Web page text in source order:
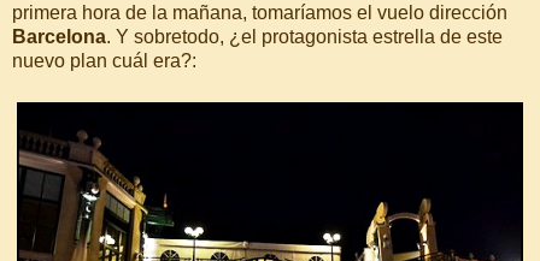
primera hora de la mañana, tomaríamos el vuelo dirección
Barcelona. Y sobretodo, ¿el protagonista estrella de este
nuevo plan cuál era?: